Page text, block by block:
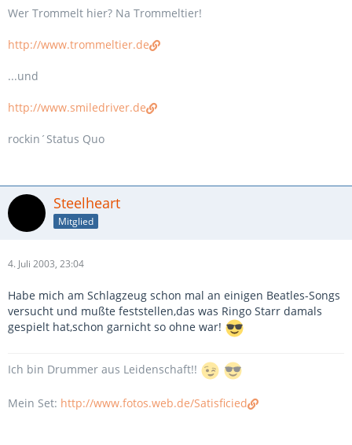
Wer Trommelt hier? Na Trommeltier!
http://www.trommeltier.de
...und
http://www.smiledriver.de
rockin´Status Quo
Steelheart
Mitglied
4. Juli 2003, 23:04
Habe mich am Schlagzeug schon mal an einigen Beatles-Songs
versucht und mußte feststellen,das was Ringo Starr damals
gespielt hat,schon garnicht so ohne war!
Ich bin Drummer aus Leidenschaft!!
Mein Set: http://www.fotos.web.de/Satisficied